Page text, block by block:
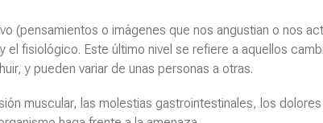
(pensamientos o imágenes que nos angustian o nos
fisiológico. Este último nivel se refiere a aquellos
y pueden variar de unas personas a otras.
muscular, las molestias gastrointestinales, los